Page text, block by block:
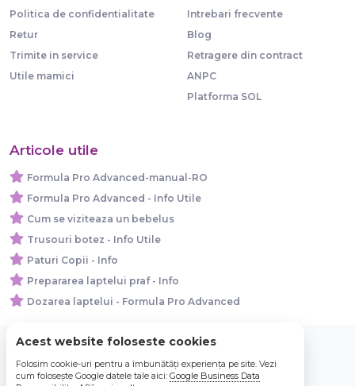
Politica de confidentialitate
Retur
Trimite in service
Utile mamici
Intrebari frecvente
Blog
Retragere din contract
ANPC
Platforma SOL
Articole utile
Formula Pro Advanced-manual-RO
Formula Pro Advanced - Info Utile
Cum se viziteaza un bebelus
Trusouri botez - Info Utile
Paturi Copii - Info
Prepararea laptelui praf - Info
Dozarea laptelui - Formula Pro Advanced
© 2026 Bebe Nou Online Store SRL
Acest website foloseste cookies
Folosim cookie-uri pentru a îmbunătăți experiența pe site. Vezi
cum folosește Google datele tale aici: Google Business Data